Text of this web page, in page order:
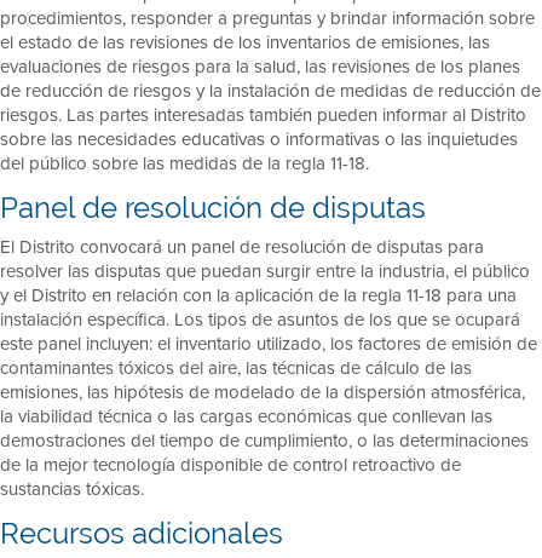
procedimientos, responder a preguntas y brindar información sobre
el estado de las revisiones de los inventarios de emisiones, las
evaluaciones de riesgos para la salud, las revisiones de los planes
de reducción de riesgos y la instalación de medidas de reducción de
riesgos. Las partes interesadas también pueden informar al Distrito
sobre las necesidades educativas o informativas o las inquietudes
del público sobre las medidas de la regla 11-18.
Panel de resolución de disputas
El Distrito convocará un panel de resolución de disputas para
resolver las disputas que puedan surgir entre la industria, el público
y el Distrito en relación con la aplicación de la regla 11-18 para una
instalación específica. Los tipos de asuntos de los que se ocupará
este panel incluyen: el inventario utilizado, los factores de emisión de
contaminantes tóxicos del aire, las técnicas de cálculo de las
emisiones, las hipótesis de modelado de la dispersión atmosférica,
la viabilidad técnica o las cargas económicas que conllevan las
demostraciones del tiempo de cumplimiento, o las determinaciones
de la mejor tecnología disponible de control retroactivo de
sustancias tóxicas.
Recursos adicionales